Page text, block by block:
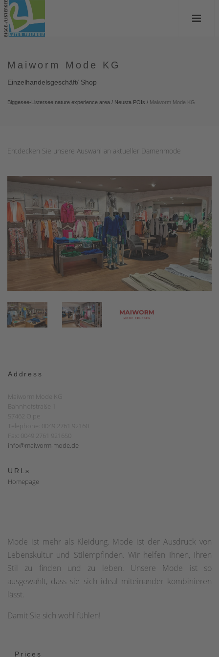
Maiworm Mode KG
Einzelhandelsgeschäft/ Shop
Biggesee-Listersee nature experience area / Neusta POIs / Maiworm Mode KG
Entdecken Sie unsere Auswahl an aktueller Damenmode
Address
Maiworm Mode KG
Bahnhofstraße 1
57462 Olpe
Telephone: 0049 2761 92160
Fax: 0049 2761 921650
info@maiworm-mode.de
URLs
Homepage
Mode ist mehr als Kleidung. Mode ist der Ausdruck von
Lebenskultur und Stilempfinden. Wir helfen Ihnen, Ihren
Stil zu finden und zu leben. Unsere Mode ist so
ausgewählt, dass sie sich ideal miteinander kombinieren
lässt.
Damit Sie sich wohl fühlen!
Prices